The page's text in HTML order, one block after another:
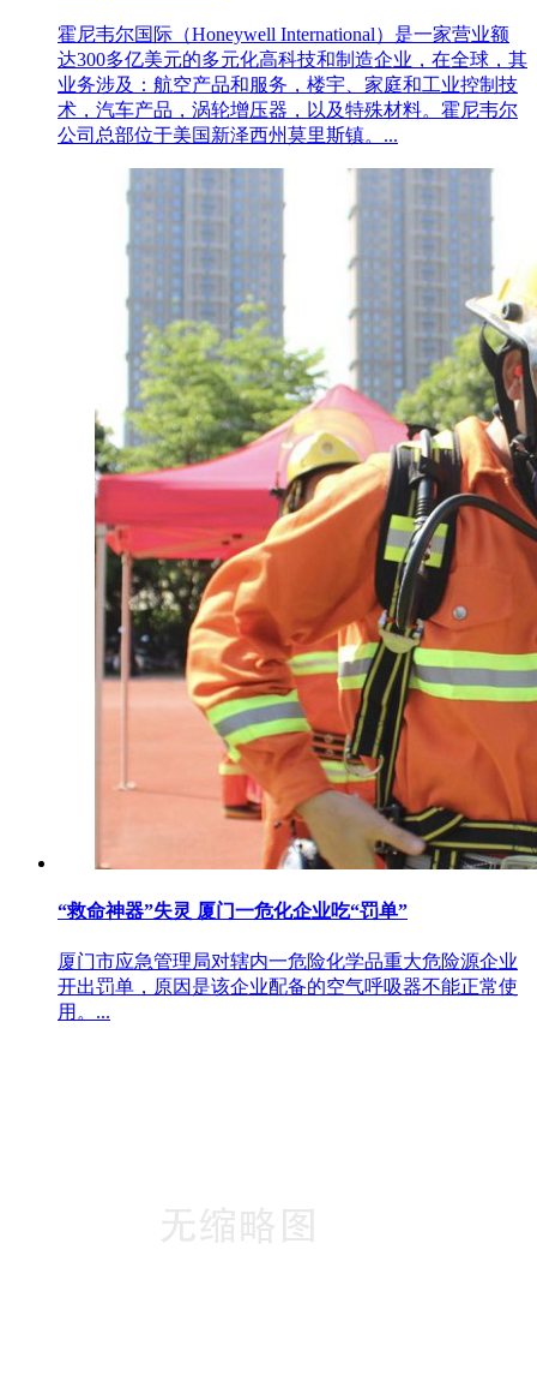
霍尼韦尔国际（Honeywell International）是一家营业额
达300多亿美元的多元化高科技和制造企业，在全球，其
业务涉及：航空产品和服务，楼宇、家庭和工业控制技
术，汽车产品，涡轮增压器，以及特殊材料。霍尼韦尔
公司总部位于美国新泽西州莫里斯镇。...
“救命神器”失灵 厦门一危化企业吃“罚单”
厦门市应急管理局对辖内一危险化学品重大危险源企业
开出罚单，原因是该企业配备的空气呼吸器不能正常使
用。...